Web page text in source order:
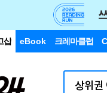
샵 eBook 크레마클럽